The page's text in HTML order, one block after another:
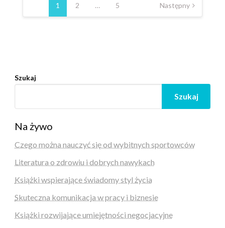
wpisach
1 2 … 5 Następny
Szukaj
Szukaj
Na żywo
Czego można nauczyć się od wybitnych sportowców
Literatura o zdrowiu i dobrych nawykach
Książki wspierające świadomy styl życia
Skuteczna komunikacja w pracy i biznesie
Książki rozwijające umiejętności negocjacyjne